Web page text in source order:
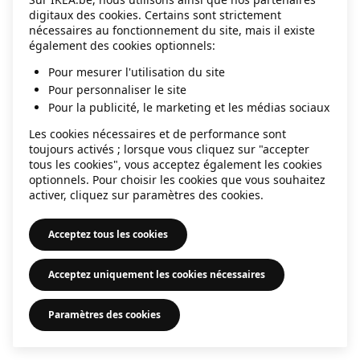
information).
digitaux des cookies. Certains sont strictement
nécessaires au fonctionnement du site, mais il existe
également des cookies optionnels:
Pour mesurer l'utilisation du site
Pour personnaliser le site
Pour la publicité, le marketing et les médias sociaux
Les cookies nécessaires et de performance sont
toujours activés ; lorsque vous cliquez sur "accepter
tous les cookies", vous acceptez également les cookies
optionnels. Pour choisir les cookies que vous souhaitez
activer, cliquez sur paramètres des cookies.
Acceptez tous les cookies
Acceptez uniquement les cookies nécessaires
Paramètres des cookies